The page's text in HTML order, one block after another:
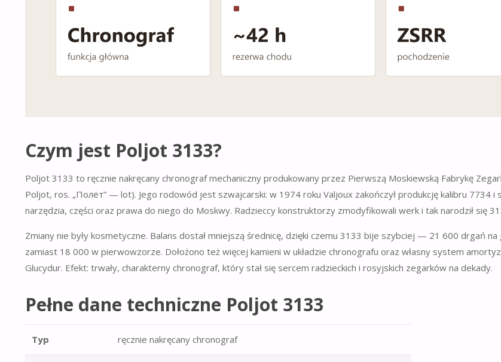
Czym jest Poljot 3133?
Poljot 3133 to ręcznie nakręcany chronograf mechaniczny produkowany przez Pierwszą Moskiewską Fabrykę
Poljot, ros. „Полёт” — lot). Jego rodowód jest szwajcarski: w 1974 roku Valjoux zakończył produkcję kalibru 7734 i
narzędzia, części oraz prawa do niego do Moskwy. Radzieccy konstruktorzy zmodyfikowali werk i tak narodził się
Zmiany nie były kosmetyczne. Balans dostał mniejszą średnicę, dzięki czemu 3133 bije szybciej — 21 600 drgań na
zamiast 18 000 w pierwowzorze. Dołożono też więcej kamieni w układzie chronografu oraz własny system
Glucydur. Efekt: trwały, charakterny chronograf, który stał się sercem radzieckich i rosyjskich zegarków na dekady.
Pełne dane techniczne Poljot 3133
Typ ręcznie nakręcany chronograf